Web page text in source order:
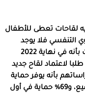
لقاحات تعطى للأطفال
التنفسي فلا يوجد
لقاح له لغاية الآن، إلا أن شركة فايزر أعلنت بأنه في نهاية 2022
لاعتماد لقاح جديد
بأنه يوفر حماية
بنسبة 82% خلال أول 92 يوما للطفل الرضيع، و69% حماية في أول